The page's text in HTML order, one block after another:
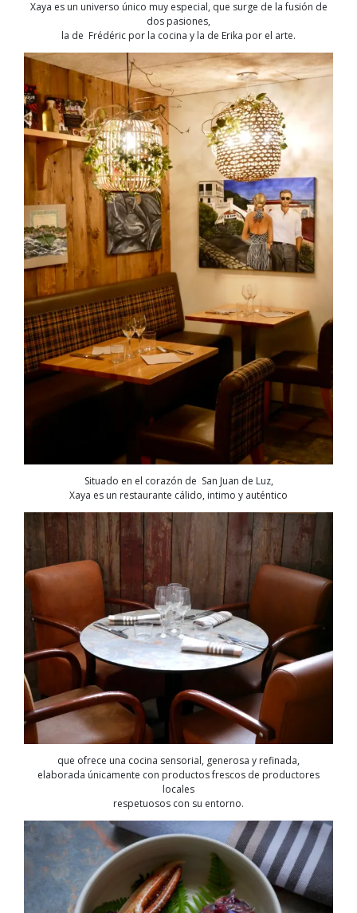
Xaya es un universo único muy especial, que surge de la fusión de
dos pasiones,
la de Frédéric por la cocina y la de Erika por el arte.
Situado en el corazón de San Juan de Luz,
Xaya es un restaurante cálido, intimo y auténtico
que ofrece una cocina sensorial, generosa y refinada,
elaborada únicamente con productos frescos de productores
locales
respetuosos con su entorno.